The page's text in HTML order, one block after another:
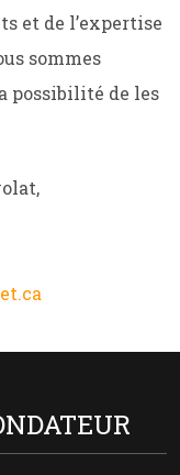
et de l’expertise
sommes
possibilité de les